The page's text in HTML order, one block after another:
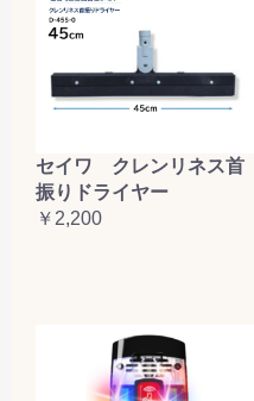
セイワ クレンリネス首
振りドライヤー
￥2,200